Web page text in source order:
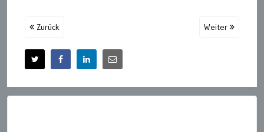
Zurück Weiter